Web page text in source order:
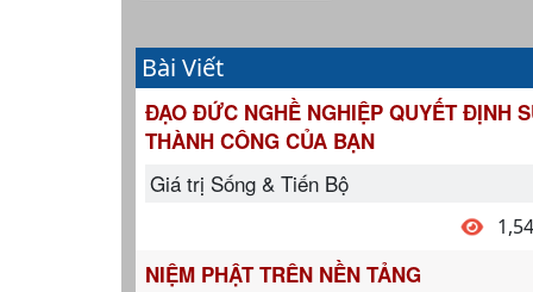
Bài Viết
ĐẠO ĐỨC NGHỀ NGHIỆP QUYẾT ĐỊNH
THÀNH CÔNG CỦA BẠN
Giá trị Sống & Tiến Bộ
NIỆM PHẬT TRÊN NỀN TẢNG